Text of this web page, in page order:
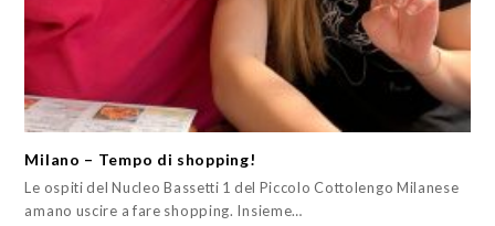
Milano – Tempo di shopping!
Le ospiti del Nucleo Bassetti 1 del Piccolo Cottolengo Milanese
amano uscire a fare shopping. Insieme…